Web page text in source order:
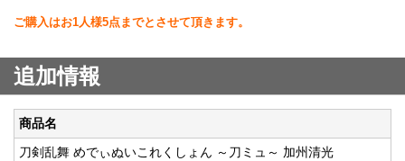
ご購入はお1人様5点までとさせて頂きます。
追加情報
商品名
刀剣乱舞 めでぃぬいこれくしょん ～刀ミュ～ 加州清光